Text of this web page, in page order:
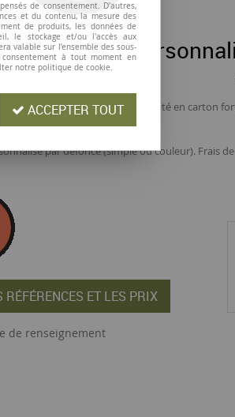
carton à
en 5 couleurs. Bonne qualité en carton
: 33,5 x 24 cm.
par défonce (simple ou couleur). Frais
RÉFÉRENCES ET LES PRIX
de renseignement
de consentement. D'autres,
et du contenu, la mesure des
de produits, les données de
le stockage et/ou l'accès aux
valable sur l’ensemble des sous-
à tout moment en
notre politique de cookie.
ACCEPTER TOUT